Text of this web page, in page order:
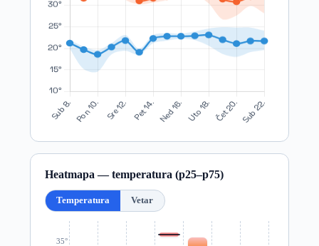
Heatmapa — temperatura (p25–p75)
Temperatura Vetar
35°